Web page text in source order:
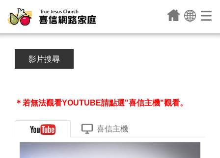
影片搜尋
＊若無法觀看YOUTUBE請點選"喜信主機"觀看。
喜信主機